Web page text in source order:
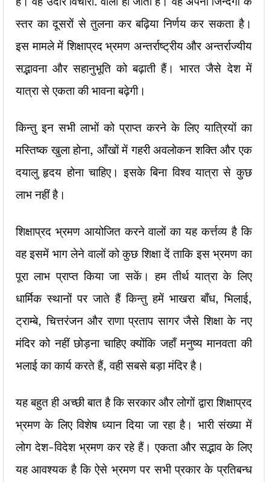
स्तर का दूसरों से तुलना कर बढ़िया निर्णय कर सकता है।
इस मामले में शिक्षाप्रद भ्रमण अन्तर्राष्ट्रीय और अन्तर्राज्यीय
सद्भावना और सहानुभूति को बढ़ाती हैं। भारत जैसे देश में
यात्रा से एकता की भावना बढ़ेगी।
किन्तु इन सभी लाभों को प्राप्त करने के लिए यात्रियों का
मस्तिष्क खुला होना, आँखों में गहरी अवलोकन शक्ति और एक
दयालु हृदय होना चाहिए। इसके बिना विश्व यात्रा से कुछ
लाभ नहीं है।
शिक्षाप्रद भ्रमण आयोजित करने वालों का यह कर्त्तव्य है कि
वह इसमें भाग लेने वालों को कुछ शिक्षा दें ताकि इस भ्रमण का
पूरा लाभ प्राप्त किया जा सकें। हम तीर्थ यात्रा के लिए
धार्मिक स्थानों पर जाते हैं किन्तु हमें भाखरा बाँध, भिलाई,
ट्राम्बे, चित्तरंजन और राणा प्रताप सागर जैसे शिक्षा के नए
मंदिर को नहीं छोड़ना चाहिए क्योंकि जहाँ मनुष्य मानवता की
भलाई का कार्य करते हैं, वही सबसे बड़ा मंदिर है।
यह बहुत ही अच्छी बात है कि सरकार और लोगों द्वारा शिक्षाप्रद
भ्रमण के लिए विशेष ध्यान दिया जा रहा है। भारी संख्या में
लोग देश-विदेश भ्रमण कर रहे हैं। एकता और सद्भाव के लिए
यह आवश्यक है कि ऐसे भ्रमण पर सभी प्रकार के प्रतिबन्ध